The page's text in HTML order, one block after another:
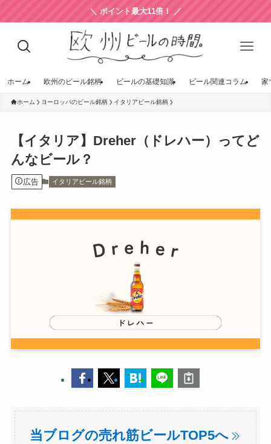
＼ ポイント最大11倍！ ／
ホーム 欧州のビール銘柄 ビールの基礎知識 ビール関連コラム 家
ホーム ヨーロッパのビール銘柄 イタリアビール銘柄
【イタリア】Dreher（ドレハー）ってど
んなビール？
広告 イタリアビール銘柄
当ブログの売れ筋ビールTOP5へ